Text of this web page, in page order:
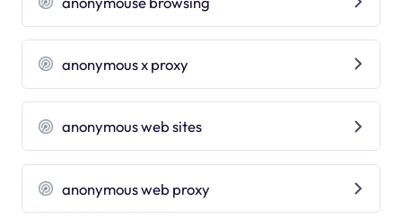
anonymous x proxy
anonymous web sites
anonymous web proxy